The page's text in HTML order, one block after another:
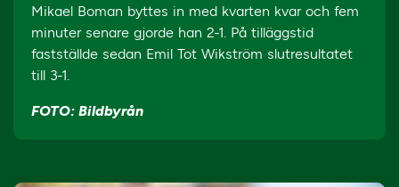
Mikael Boman byttes in med kvarten kvar och fem
minuter senare gjorde han 2-1. På tilläggstid
fastställde sedan Emil Tot Wikström slutresultatet
till 3-1.
FOTO: Bildbyrån